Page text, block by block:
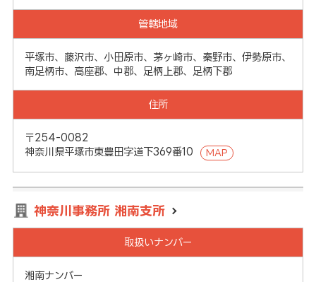
管轄地域
平塚市、藤沢市、小田原市、茅ヶ崎市、秦野市、伊勢原市、
南足柄市、高座郡、中郡、足柄上郡、足柄下郡
住所
〒254-0082
神奈川県平塚市東豊田字道下369番10
MAP
神奈川事務所 湘南支所
取扱いナンバー
湘南ナンバー